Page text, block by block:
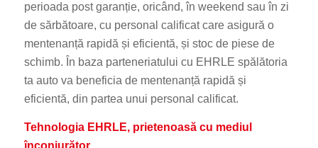
perioada post garanție, oricând, în weekend sau în zi
de sărbătoare, cu personal calificat care asigură o
mentenanță rapidă și eficientă, și stoc de piese de
schimb. În baza parteneriatului cu EHRLE spălătoria
ta auto va beneficia de mentenanță rapidă și
eficientă, din partea unui personal calificat.
Tehnologia EHRLE, prietenoasă cu mediul
înconjurător